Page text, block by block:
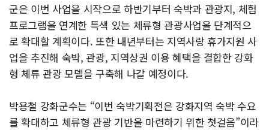
군은 이번 사업을 시작으로 하반기부터 숙박과 관광지, 체험
프로그램을 연계한 특색 있는 체류형 관광사업을 단계적으
로 확대할 계획이다. 또한 내년부터는 지역사랑 휴가지원 사
업을 추진해 숙박, 관광, 지역상권 이용 혜택을 결합한 강화
형 체류 관광 모델을 구축해 나갈 예정이다.
박용철 강화군수는 “이번 숙박기획전은 강화지역 숙박 수요
를 확대하고 체류형 관광 기반을 마련하기 위한 첫걸음”이라